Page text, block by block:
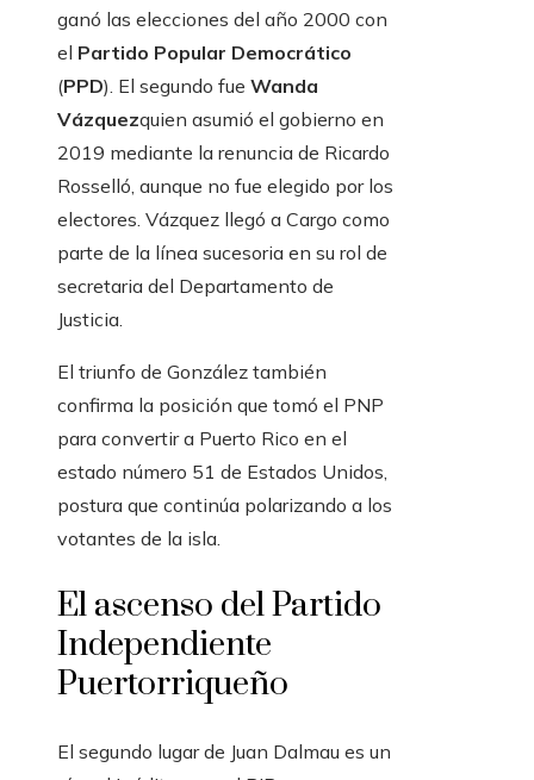
ganó las elecciones del año 2000 con
el Partido Popular Democrático
(PPD). El segundo fue Wanda
Vázquezquien asumió el gobierno en
2019 mediante la renuncia de Ricardo
Rosselló, aunque no fue elegido por los
electores. Vázquez llegó a Cargo como
parte de la línea sucesoria en su rol de
secretaria del Departamento de
Justicia.
El triunfo de González también
confirma la posición que tomó el PNP
para convertir a Puerto Rico en el
estado número 51 de Estados Unidos,
postura que continúa polarizando a los
votantes de la isla.
El ascenso del Partido
Independiente
Puertorriqueño
El segundo lugar de Juan Dalmau es un